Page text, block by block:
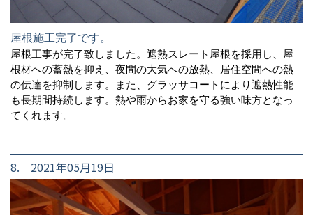
屋根施工完了です。
屋根工事が完了致しました。遮熱スレート屋根を採用し、屋
根材への蓄熱を抑え、夜間の大気への放熱、居住空間への熱
の伝達を抑制します。また、グラッサコートにより遮熱性能
も長期間持続します。熱や雨からお家を守る強い味方となっ
てくれます。
8. 2021年05月19日